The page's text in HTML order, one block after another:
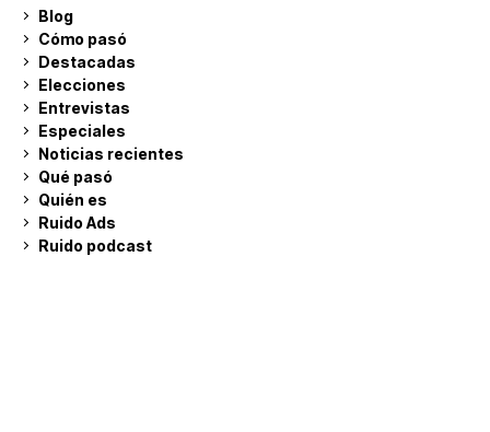
Blog
Cómo pasó
Destacadas
Elecciones
Entrevistas
Especiales
Noticias recientes
Qué pasó
Quién es
Ruido Ads
Ruido podcast